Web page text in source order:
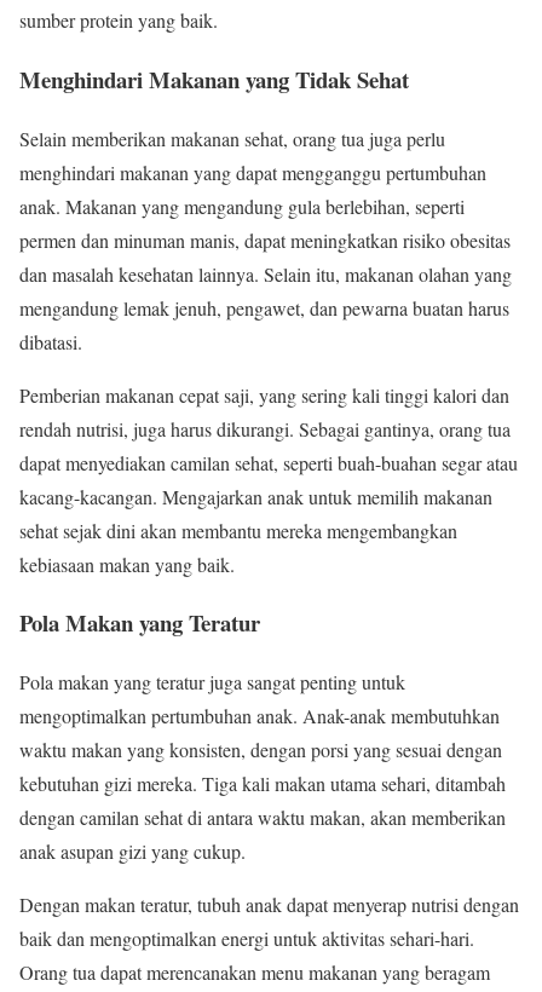
sumber protein yang baik.
Menghindari Makanan yang Tidak Sehat
Selain memberikan makanan sehat, orang tua juga perlu
menghindari makanan yang dapat mengganggu pertumbuhan
anak. Makanan yang mengandung gula berlebihan, seperti
permen dan minuman manis, dapat meningkatkan risiko obesitas
dan masalah kesehatan lainnya. Selain itu, makanan olahan yang
mengandung lemak jenuh, pengawet, dan pewarna buatan harus
dibatasi.
Pemberian makanan cepat saji, yang sering kali tinggi kalori dan
rendah nutrisi, juga harus dikurangi. Sebagai gantinya, orang tua
dapat menyediakan camilan sehat, seperti buah-buahan segar atau
kacang-kacangan. Mengajarkan anak untuk memilih makanan
sehat sejak dini akan membantu mereka mengembangkan
kebiasaan makan yang baik.
Pola Makan yang Teratur
Pola makan yang teratur juga sangat penting untuk
mengoptimalkan pertumbuhan anak. Anak-anak membutuhkan
waktu makan yang konsisten, dengan porsi yang sesuai dengan
kebutuhan gizi mereka. Tiga kali makan utama sehari, ditambah
dengan camilan sehat di antara waktu makan, akan memberikan
anak asupan gizi yang cukup.
Dengan makan teratur, tubuh anak dapat menyerap nutrisi dengan
baik dan mengoptimalkan energi untuk aktivitas sehari-hari.
Orang tua dapat merencanakan menu makanan yang beragam